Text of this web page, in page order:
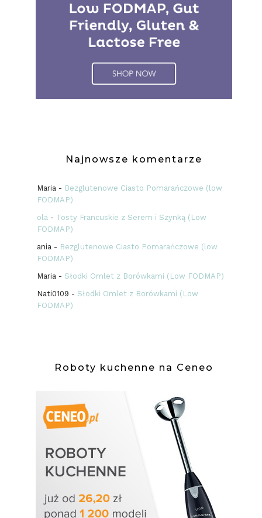
Najnowsze komentarze
Maria- Bezglutenowe Ciasto Pomarańczowe (low
FODMAP)
ola- Tosty Francuskie z Serem i Szynką (Low
FODMAP)
ania- Bezglutenowe Ciasto Pomarańczowe (low
FODMAP)
Maria- Słodki Omlet z Borówkami (Low FODMAP)
Nati0109 - Słodki Omlet z Borówkami (Low
FODMAP)
Roboty kuchenne na Ceneo